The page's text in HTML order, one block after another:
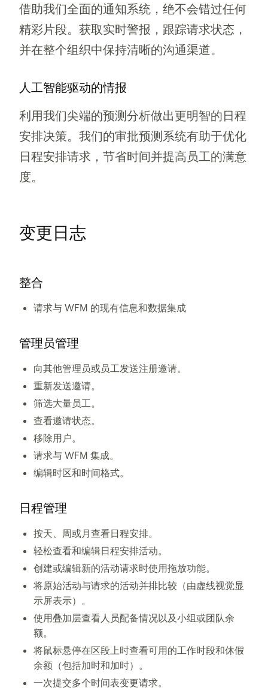
借助我们全面的通知系统，绝不会错过任何
精彩片段。获取实时警报，跟踪请求状态，
并在整个组织中保持清晰的沟通渠道。
人工智能驱动的情报
利用我们尖端的预测分析做出更明智的日程
安排决策。我们的审批预测系统有助于优化
日程安排请求，节省时间并提高员工的满意
度。
变更日志
整合
请求与 WFM 的现有信息和数据集成
管理员管理
向其他管理员或员工发送注册邀请。
重新发送邀请。
筛选大量员工。
查看邀请状态。
移除用户。
请求与 WFM 集成。
编辑时区和时间格式。
日程管理
按天、周或月查看日程安排。
轻松查看和编辑日程安排活动。
创建或编辑新的活动请求时使用拖放功能。
将原始活动与请求的活动并排比较（由虚线视觉显
示屏表示）。
使用叠加层查看人员配备情况以及小组或团队余
额。
将鼠标悬停在区段上时查看可用的工作时段和休假
余额（包括加时和加时）。
一次提交多个时间表变更请求。